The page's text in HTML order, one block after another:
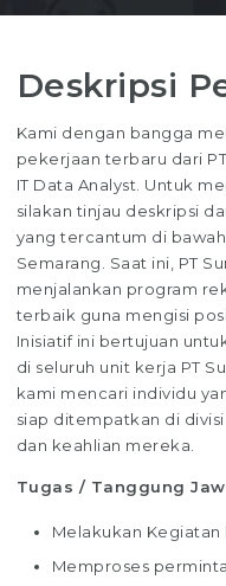
Deskripsi
Kami dengan bangga
pekerjaan terbaru dari
IT Data Analyst. Untuk
silakan tinjau deskripsi
yang tercantum di
Semarang. Saat ini, PT
menjalankan program
terbaik guna mengisi
Inisiatif ini bertujuan
di seluruh unit kerja PT
kami mencari individu
siap ditempatkan di
dan keahlian mereka.
Tugas / Tanggung
Melakukan Kegiatan
Memproses